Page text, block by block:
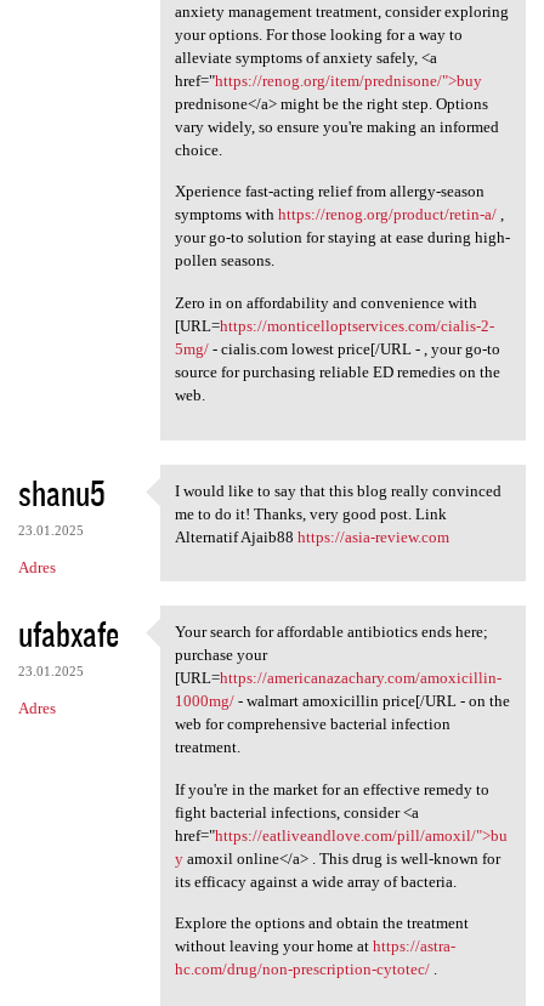
anxiety management treatment, consider exploring
your options. For those looking for a way to
alleviate symptoms of anxiety safely, <a
href="https://renog.org/item/prednisone/">buy
prednisone</a> might be the right step. Options
vary widely, so ensure you're making an informed
choice.
Xperience fast-acting relief from allergy-season
symptoms with https://renog.org/product/retin-a/,
your go-to solution for staying at ease during high-
pollen seasons.
Zero in on affordability and convenience with
[URL=https://monticelloptservices.com/cialis-2-
5mg/- cialis.com lowest price[/URL - , your go-to
source for purchasing reliable ED remedies on the
web.
shanu5
23.01.2025
Adres
I would like to say that this
I would like to say that this blog really convinced
me to do it! Thanks, very good post. Link
Alternatif Ajaib88 https://asia-review.com
ufabxafe
23.01.2025
Adres
Your search for affordable
Your search for affordable antibiotics ends here;
purchase your
[URL=https://americanazachary.com/amoxicillin-
1000mg/- walmart amoxicillin price[/URL - on the
web for comprehensive bacterial infection
treatment.
If you're in the market for an effective remedy to
fight bacterial infections, consider <a
href="https://eatliveandlove.com/pill/amoxil/">bu
yamoxil online</a> . This drug is well-known for
its efficacy against a wide array of bacteria.
Explore the options and obtain the treatment
without leaving your home at https://astra-
hc.com/drug/non-prescription-cytotec/.